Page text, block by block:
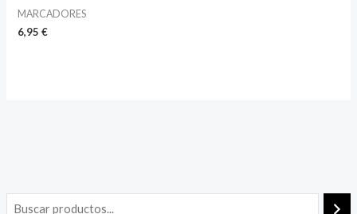
MARCADORES
6,95€